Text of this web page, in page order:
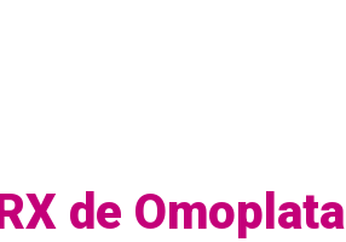
de Omoplata